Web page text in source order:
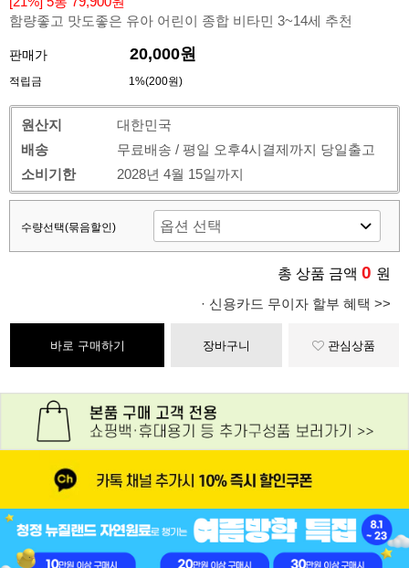
함량좋고 맛도좋은 유아 어린이 종합 비타민 3~14세 추천
판매가 20,000원
적립금 1%(200원)
원산지
대한민국
배송
무료배송 / 평일 오후4시결제까지 당일출고
소비기한
2028년 4월 15일까지
수량선택(묶음할인)
총 상품 금액 0 원
· 신용카드 무이자 할부 혜택 >>
바로 구매하기 장바구니 관심상품